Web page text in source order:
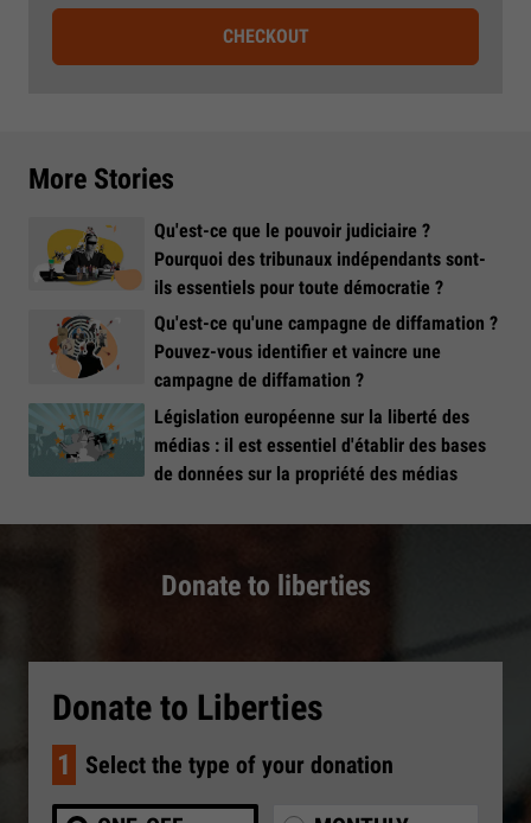
CHECKOUT
More Stories
Qu'est-ce que le pouvoir judiciaire ?
Pourquoi des tribunaux indépendants sont-
ils essentiels pour toute démocratie ?
Qu'est-ce qu'une campagne de diffamation ?
Pouvez-vous identifier et vaincre une
campagne de diffamation ?
Législation européenne sur la liberté des
médias : il est essentiel d'établir des bases
de données sur la propriété des médias
Donate to liberties
Donate to Liberties
1 Select the type of your donation